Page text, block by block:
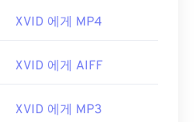
XVID 에게 MP4
XVID 에게 AIFF
XVID 에게 MP3